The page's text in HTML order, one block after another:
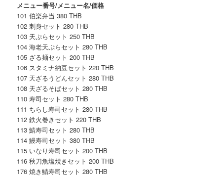
メニュー番号/メニュー名/価格
101 伯楽弁当 380 THB
102 刺身セット 280 THB
103 天ぷらセット 250 THB
104 海老天ぷらセット 280 THB
105 ざる麺セット 200 THB
106 スタミナ納豆セット 220 THB
107 天ざるうどんセット 280 THB
108 天ざるそばセット 280 THB
110 寿司セット 280 THB
111 ちらし寿司セット 280 THB
112 鉄火巻きセット 220 THB
113 鯖寿司セット 280 THB
114 鰻寿司セット 380 THB
115 いなり寿司セット 200 THB
116 秋刀魚塩焼きセット 200 THB
176 焼き鯖寿司セット 280 THB